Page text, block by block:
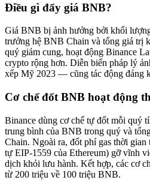
Điều gì đẩy giá BNB?
Giá BNB bị ảnh hưởng bởi khối
trưởng hệ BNB Chain và tổng giá trị
quý giảm cung, hoạt động Binance
crypto rộng hơn. Diễn biến pháp lý
xếp Mỹ 2023 — cũng tác động đáng
Cơ chế đốt BNB hoạt động
Binance dùng cơ chế tự đốt mỗi quý
trung bình của BNB trong quý và
Chain. Ngoài ra, đốt phí gas thời
tự EIP-1559 của Ethereum) gỡ vĩnh
dịch khỏi lưu hành. Kết hợp, các cơ
từ 200 triệu về 100 triệu BNB.